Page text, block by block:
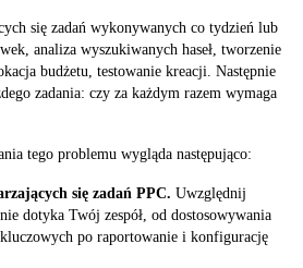
się zadań wykonywanych co tydzień lub
analiza wyszukiwanych haseł, tworzenie
budżetu, testowanie kreacji. Następnie
zadania: czy za każdym razem wymaga
tego problemu wygląda następująco:
się zadań PPC. Uwzględnij
dotyka Twój zespół, od dostosowywania
po raportowanie i konfigurację